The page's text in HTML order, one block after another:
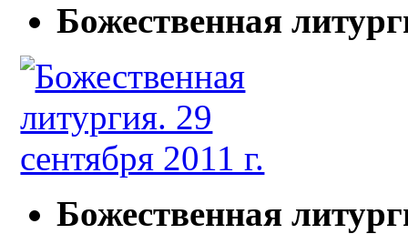
Божественная
Божественная